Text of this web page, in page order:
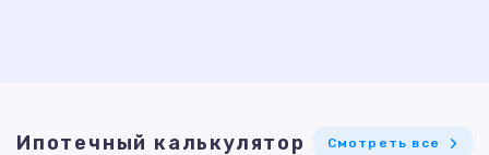
Ипотечный калькулятор Смотреть все